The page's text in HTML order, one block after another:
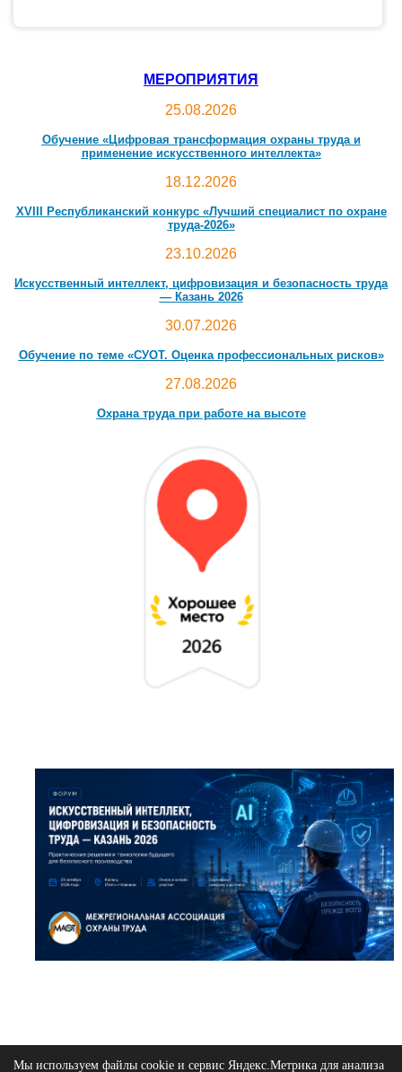
МЕРОПРИЯТИЯ
25.08.2026
Обучение «Цифровая трансформация охраны труда и
применение искусственного интеллекта»
18.12.2026
ХVI
I Республиканский конкурс «Лучший специалист по охране
труда-2026»
23.10.2026
Искусственный интеллект, цифровизация и безопасность труда
— Казань 2026
30.07.2026
Обучение по теме «СУОТ. Оценка профессиональных рисков»
27.08.2026
Охрана труда при работе на высоте
Мы используем файлы cookie и сервис Яндекс.Метрика для анализа